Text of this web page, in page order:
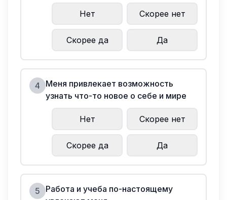
Нет Скорее нет
Скорее да Да
4
Меня привлекает возможность
узнать что-то новое о себе и мире
Нет Скорее нет
Скорее да Да
5
Работа и учеба по-настоящему